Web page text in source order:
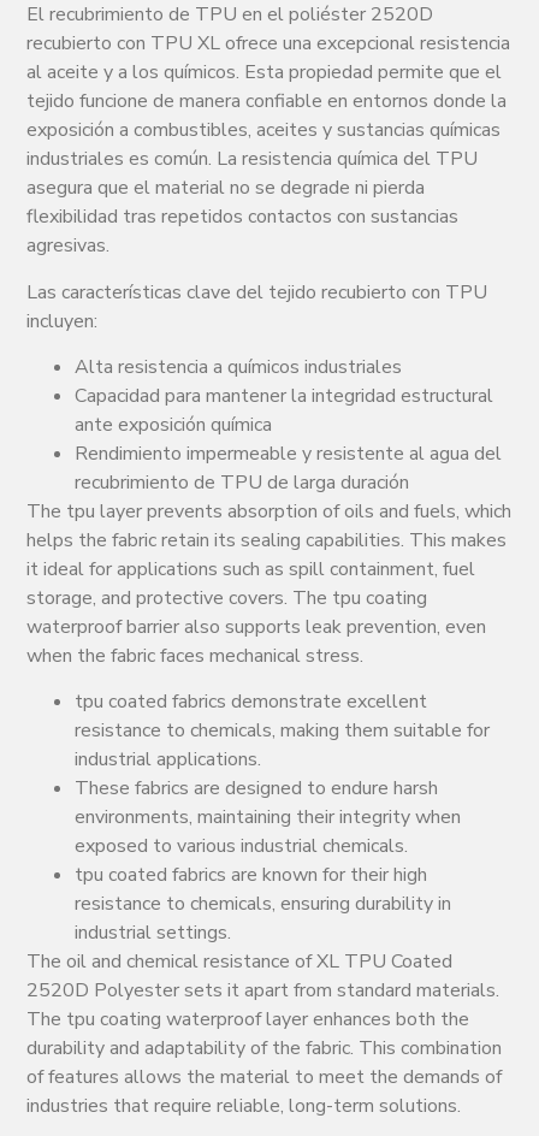
El recubrimiento de TPU en el poliéster 2520D
recubierto con TPU XL ofrece una excepcional resistencia
al aceite y a los químicos. Esta propiedad permite que el
tejido funcione de manera confiable en entornos donde la
exposición a combustibles, aceites y sustancias químicas
industriales es común. La resistencia química del TPU
asegura que el material no se degrade ni pierda
flexibilidad tras repetidos contactos con sustancias
agresivas.
Las características clave del tejido recubierto con TPU
incluyen:
Alta resistencia a químicos industriales
Capacidad para mantener la integridad estructural
ante exposición química
Rendimiento impermeable y resistente al agua del
recubrimiento de TPU de larga duración
The tpu layer prevents absorption of oils and fuels, which
helps the fabric retain its sealing capabilities. This makes
it ideal for applications such as spill containment, fuel
storage, and protective covers. The tpu coating
waterproof barrier also supports leak prevention, even
when the fabric faces mechanical stress.
tpu coated fabrics demonstrate excellent
resistance to chemicals, making them suitable for
industrial applications.
These fabrics are designed to endure harsh
environments, maintaining their integrity when
exposed to various industrial chemicals.
tpu coated fabrics are known for their high
resistance to chemicals, ensuring durability in
industrial settings.
The oil and chemical resistance of XL TPU Coated
2520D Polyester sets it apart from standard materials.
The tpu coating waterproof layer enhances both the
durability and adaptability of the fabric. This combination
of features allows the material to meet the demands of
industries that require reliable, long-term solutions.